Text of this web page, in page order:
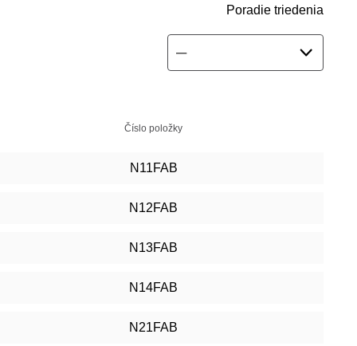
Poradie triedenia
Číslo položky
N11FAB
N12FAB
N13FAB
N14FAB
N21FAB